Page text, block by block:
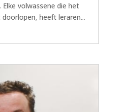
volwassene die het
heeft leraren...